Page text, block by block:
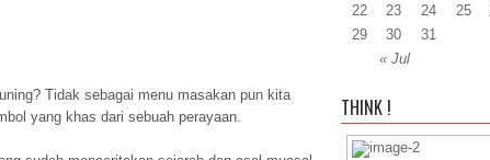
Tidak sebagai menu masakan pun kita
yang khas dari sebuah perayaan.
« Jul
22
23 24 25
29
30 31
THINK !